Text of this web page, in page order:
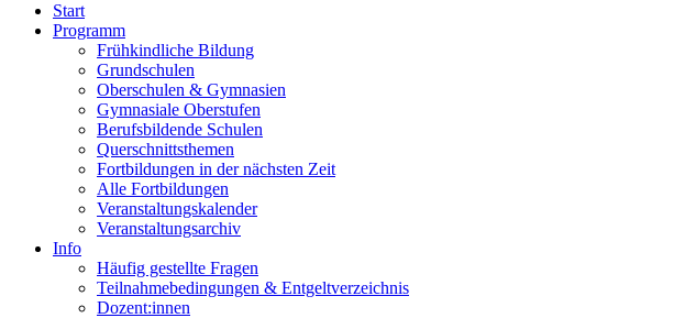
Start
Programm
Frühkindliche Bildung
Grundschulen
Oberschulen & Gymnasien
Gymnasiale Oberstufen
Berufsbildende Schulen
Querschnittsthemen
Fortbildungen in der nächsten Zeit
Alle Fortbildungen
Veranstaltungskalender
Veranstaltungsarchiv
Info
Häufig gestellte Fragen
Teilnahmebedingungen & Entgeltverzeichnis
Dozent:innen